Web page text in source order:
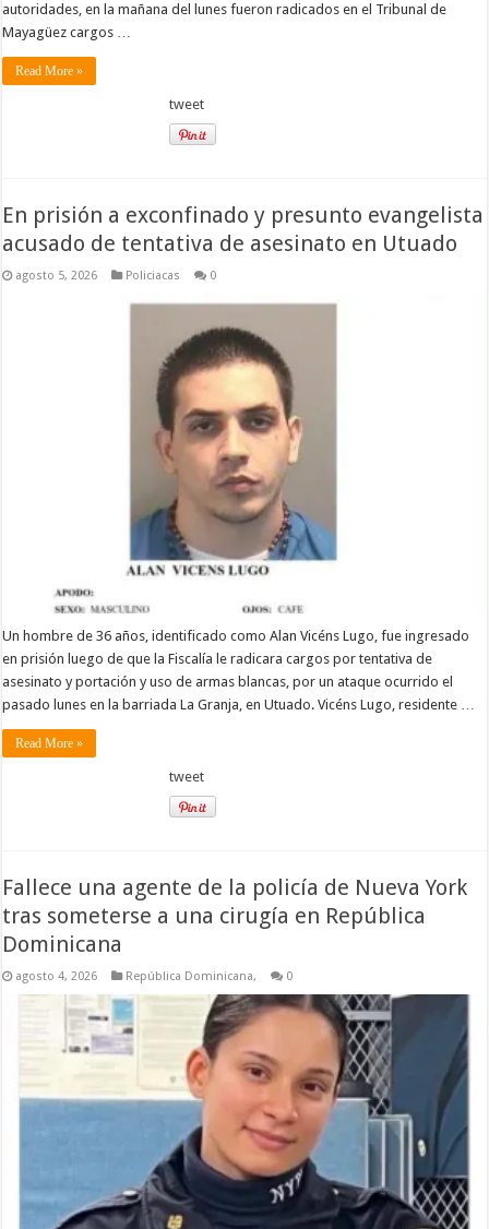
autoridades, en la mañana del lunes fueron radicados en el Tribunal de
Mayagüez cargos …
Read More »
tweet
En prisión a exconfinado y presunto evangelista
acusado de tentativa de asesinato en Utuado
agosto 5, 2026 Policiacas 0
Un hombre de 36 años, identificado como Alan Vicéns Lugo, fue ingresado
en prisión luego de que la Fiscalía le radicara cargos por tentativa de
asesinato y portación y uso de armas blancas, por un ataque ocurrido el
pasado lunes en la barriada La Granja, en Utuado. Vicéns Lugo, residente …
Read More »
tweet
Fallece una agente de la policía de Nueva York
tras someterse a una cirugía en República
Dominicana
agosto 4, 2026 República Dominicana, 0